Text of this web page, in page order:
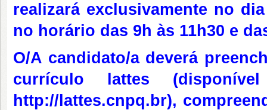
realizará exclusivamente no
no horário das 9h às 11h30 e
O/A candidato/a deverá
currículo lattes
http://lattes.cnpq.br),